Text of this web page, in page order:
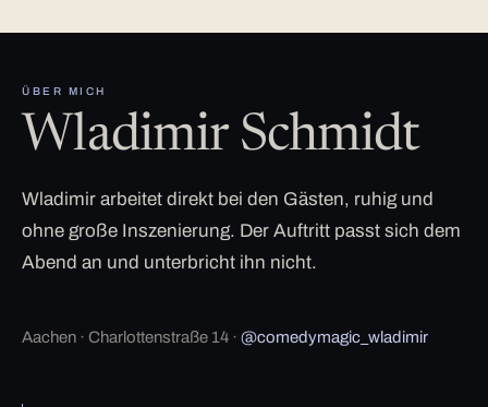
ÜBER MICH
Wladimir Schmidt
Wladimir arbeitet direkt bei den Gästen, ruhig und
ohne große Inszenierung. Der Auftritt passt sich dem
Abend an und unterbricht ihn nicht.
Aachen · Charlottenstraße 14 · @comedymagic_wladimir